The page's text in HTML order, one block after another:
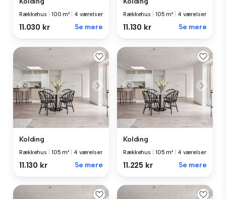
Rækkehus 100 m² 4 værelser
11.030 kr Se mere
Rækkehus 105 m² 4 værelser
11.130 kr Se mere
Kolding
Rækkehus 105 m² 4 værelser
11.130 kr Se mere
Kolding
Rækkehus 105 m² 4 værelser
11.225 kr Se mere